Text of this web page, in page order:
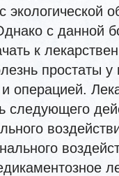
с данной
к
простаты
операцией.
следующего